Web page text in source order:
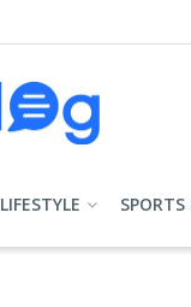
LIFESTYLE